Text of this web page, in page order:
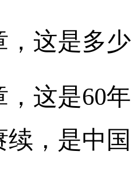
，这是多
，这是60
续，是中